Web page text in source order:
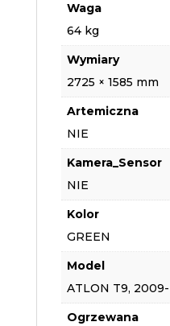
Waga
64 kg
Wymiary
2725 × 1585 mm
Artemiczna
NIE
Kamera_Sensor
NIE
Kolor
GREEN
Model
ATLON T9, 2009-
Ogrzewana